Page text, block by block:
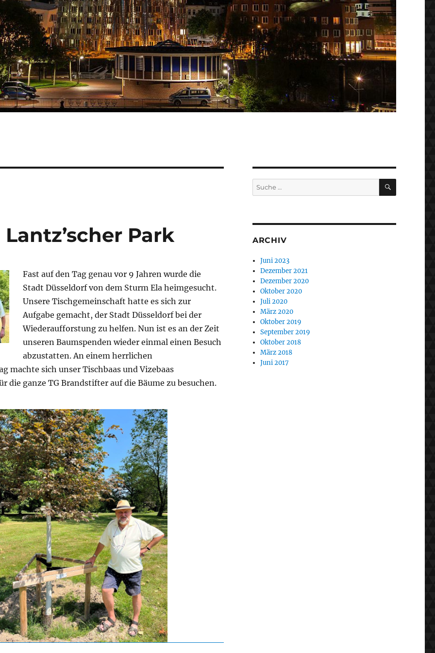
Park
Fast auf den Tag genau vor 9 Jahren wurde die
Stadt Düsseldorf von dem Sturm Ela heimgesucht.
Unsere Tischgemeinschaft hatte es sich zur
Aufgabe gemacht, der Stadt Düsseldorf bei der
Wiederaufforstung zu helfen. Nun ist es an der Zeit
unseren Baumspenden wieder einmal einen Besuch
abzustatten. An einem herrlichen
machte sich unser Tischbaas und Vizebaas
die ganze TG Brandstifter auf die Bäume zu besuchen.
Suche
nach:
SUCHEN
ARCHIV
Juni 2023
Dezember 2021
Dezember 2020
Oktober 2020
Juli 2020
März 2020
Oktober 2019
September 2019
Oktober 2018
März 2018
Juni 2017